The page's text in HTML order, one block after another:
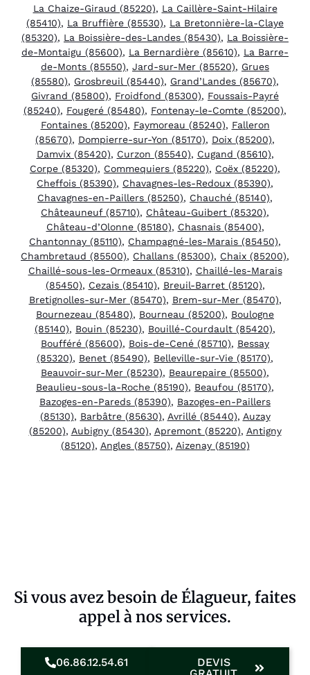
La Chaize-Giraud (85220), La Caillère-Saint-Hilaire
(85410), La Bruffière (85530), La Bretonnière-la-Claye
(85320), La Boissière-des-Landes (85430), La Boissière-
de-Montaigu (85600), La Bernardière (85610), La Barre-
de-Monts (85550), Jard-sur-Mer (85520), Grues
(85580), Grosbreuil (85440), Grand’Landes (85670),
Givrand (85800), Froidfond (85300), Foussais-Payré
(85240), Fougeré (85480), Fontenay-le-Comte (85200),
Fontaines (85200), Faymoreau (85240), Falleron
(85670), Dompierre-sur-Yon (85170), Doix (85200),
Damvix (85420), Curzon (85540), Cugand (85610),
Corpe (85320), Commequiers (85220), Coëx (85220),
Cheffois (85390), Chavagnes-les-Redoux (85390),
Chavagnes-en-Paillers (85250), Chauché (85140),
Châteauneuf (85710), Château-Guibert (85320),
Château-d’Olonne (85180), Chasnais (85400),
Chantonnay (85110), Champagné-les-Marais (85450),
Chambretaud (85500), Challans (85300), Chaix (85200),
Chaillé-sous-les-Ormeaux (85310), Chaillé-les-Marais
(85450), Cezais (85410), Breuil-Barret (85120),
Bretignolles-sur-Mer (85470), Brem-sur-Mer (85470),
Bournezeau (85480), Bourneau (85200), Boulogne
(85140), Bouin (85230), Bouillé-Courdault (85420),
Boufféré (85600), Bois-de-Cené (85710), Bessay
(85320), Benet (85490), Belleville-sur-Vie (85170),
Beauvoir-sur-Mer (85230), Beaurepaire (85500),
Beaulieu-sous-la-Roche (85190), Beaufou (85170),
Bazoges-en-Pareds (85390), Bazoges-en-Paillers
(85130), Barbâtre (85630), Avrillé (85440), Auzay
(85200), Aubigny (85430), Apremont (85220), Antigny
(85120), Angles (85750), Aizenay (85190)
Si vous avez besoin de Élagueur, faites
appel à nos services.
06.86.12.54.61
DEVIS